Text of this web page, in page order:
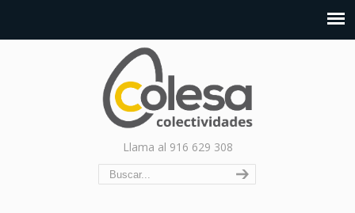
Llama al 916 629 308